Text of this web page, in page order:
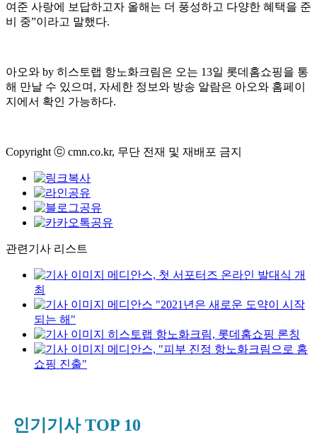
여준 사랑에 보답하고자 올해는 더 풍성하고 다양한 혜택을 준
비 중”이라고 말했다.
아오와 by 히스토랩 항노화크림은 오는 13일 롯데홈쇼핑을 통
해 만날 수 있으며, 자세한 정보와 방송 알람은 아오와 홈페이
지에서 확인 가능하다.
Copyright ⓒ cmn.co.kr, 무단 전재 및 재배포 금지
관련기사 리스트
메디안스, 첫 서포터즈 온라인 발대식 개
최
메디안스 "2021년은 새로운 도약이 시작
되는 해"
히스토랩 항노화크림, 롯데홈쇼핑 론칭
메디안스, "피부 진정 항노화크림으로 홈
쇼핑 진출"
인기기사 TOP 10